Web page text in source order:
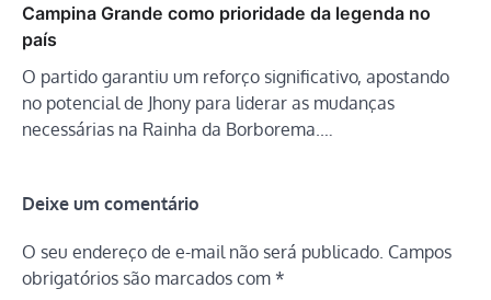
Campina Grande como prioridade da legenda no
país
O partido garantiu um reforço significativo, apostando
no potencial de Jhony para liderar as mudanças
necessárias na Rainha da Borborema.…
Deixe um comentário
O seu endereço de e-mail não será publicado. Campos
obrigatórios são marcados com *